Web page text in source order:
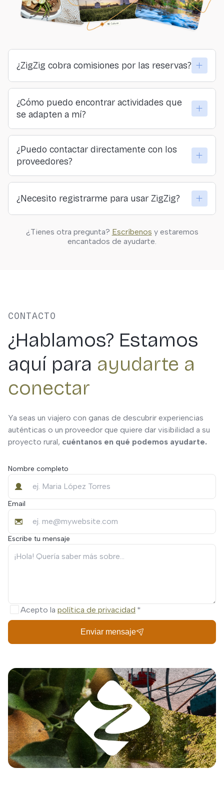
¿ZigZig cobra comisiones por las reservas?
proveedores. Todo lo que pagas llega directamente a
quienes organizan las actividades.
¿Cómo puedo encontrar actividades que
se adapten a mí?
hacer nuestro formulario y descubrir tu actividad
ideal.
¿Puedo contactar directamente con los
proveedores?
transparente entre viajeros y quienes ofrecen las
¿Necesito registrarme para usar ZigZig?
Solo si quieres guardar actividades, hacer reservas o
personalizar tus resultados. Puedes explorar
¿Tienes otra pregunta? Escríbenos y estaremos
encantados de ayudarte.
CONTACTO
¿Hablamos? Estamos
aquí para ayudarte a
conectar
Ya seas un viajero con ganas de descubrir experiencias
auténticas o un proveedor que quiere dar visibilidad a su
proyecto rural, cuéntanos en qué podemos ayudarte.
Nombre completo
Email
Escribe tu mensaje
Acepto la política de privacidad
Enviar mensaje